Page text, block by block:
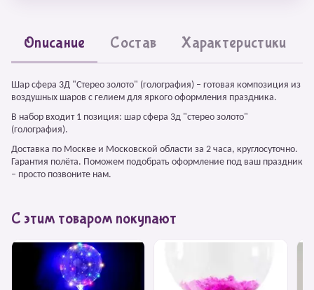
Описание Состав Характеристики
Шар сфера 3Д "Стерео золото" (голография) – готовая композиция из
воздушных шаров с гелием для яркого оформления праздника.
В набор входит 1 позиция: шар сфера 3д "стерео золото"
(голография).
Доставка по Москве и Московской области за 2 часа, круглосуточно.
Гарантия полёта. Поможем подобрать оформление под ваш праздник
– просто позвоните нам.
С этим товаром покупают